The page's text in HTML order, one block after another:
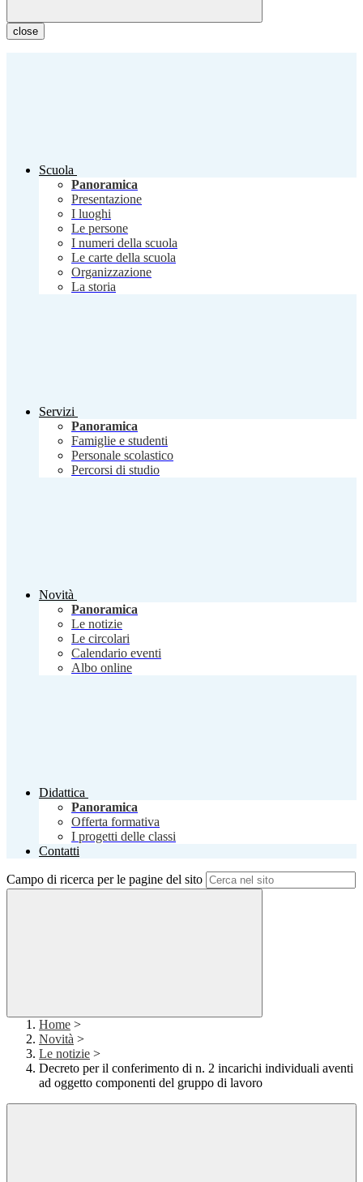
close
Scuola
Panoramica
Presentazione
I luoghi
Le persone
I numeri della scuola
Le carte della scuola
Organizzazione
La storia
Servizi
Panoramica
Famiglie e studenti
Personale scolastico
Percorsi di studio
Novità
Panoramica
Le notizie
Le circolari
Calendario eventi
Albo online
Didattica
Panoramica
Offerta formativa
I progetti delle classi
Contatti
Campo di ricerca per le pagine del sito
Home >
Novità >
Le notizie >
Decreto per il conferimento di n. 2 incarichi individuali aventi
ad oggetto componenti del gruppo di lavoro